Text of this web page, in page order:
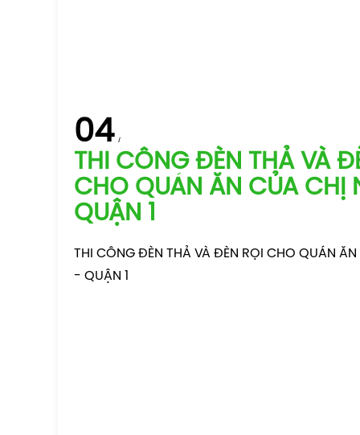
04
THI CÔNG ĐÈN THẢ VÀ
CHO QUÁN ĂN CỦA CHỊ
QUẬN 1
THI CÔNG ĐÈN THẢ VÀ ĐÈN RỌI CHO QUÁN
- QUẬN 1